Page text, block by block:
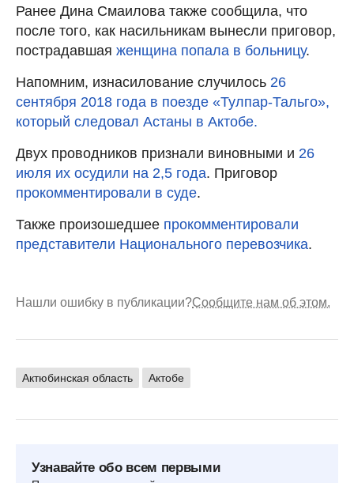
Ранее Дина Смаилова также сообщила, что
после того, как насильникам вынесли приговор,
пострадавшая женщина попала в больницу.
Напомним, изнасилование случилось 26
сентября 2018 года в поезде «Тулпар-Тальго»,
который следовал Астаны в Актобе.
Двух проводников признали виновными и 26
июля их осудили на 2,5 года. Приговор
прокомментировали в суде.
Также произошедшее прокомментировали
представители Национального перевозчика.
Нашли ошибку в публикации?Сообщите нам об этом.
Актюбинская область Актобе
Узнавайте обо всем первыми